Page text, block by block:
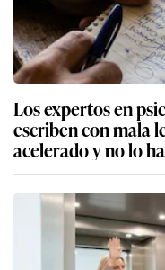
Los expertos en
escriben con mala
acelerado y no lo